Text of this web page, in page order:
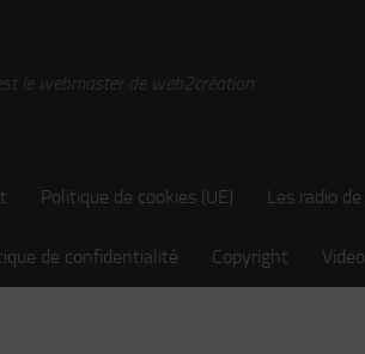
le webmaster de web2création
Politique de cookies (UE) Les radio
de confidentialité Copyright